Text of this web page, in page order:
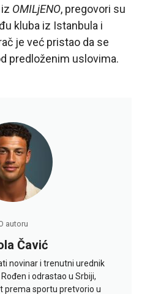
OMILjENO, pregovori su
kluba iz Istanbula i
je već pristao da se
predloženim uslovima.
autoru
Čavić
novinar i trenutni urednik
i odrastao u Srbiji,
prema sportu pretvorio u